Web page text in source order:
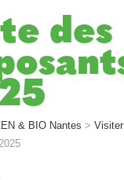
des
& BIO Nantes > Visiter